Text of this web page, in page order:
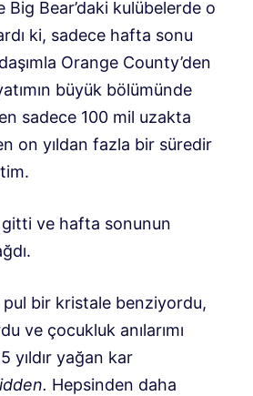
Big Bear’daki kulübelerde o
ki, sadece hafta sonu
Orange County’den
büyük bölümünde
sadece 100 mil uzakta
on yıldan fazla bir süredir
gitti ve hafta sonunun
pul bir kristale benziyordu,
ve çocukluk anılarımı
yıldır yağan kar
Hepsinden daha